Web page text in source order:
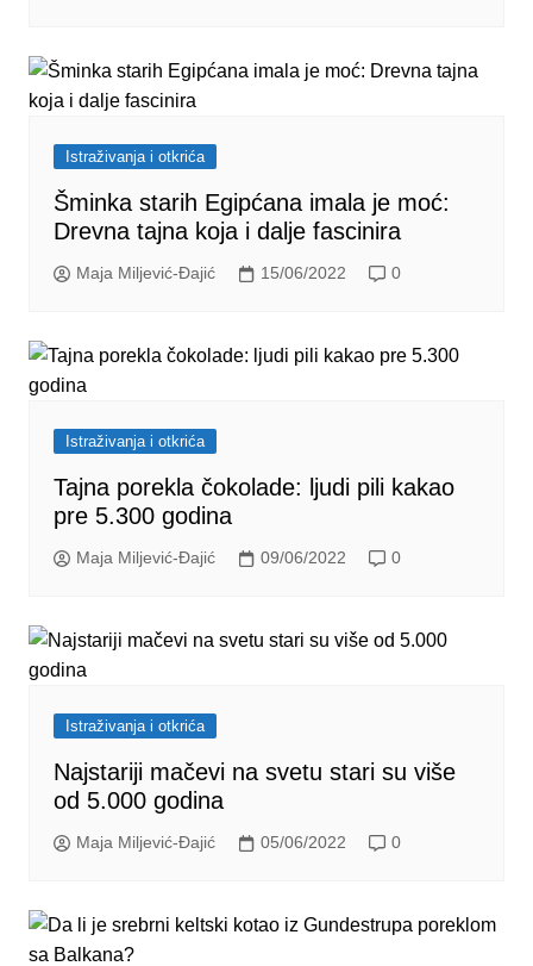
Istraživanja i otkrića
Šminka starih Egipćana imala je moć:
Drevna tajna koja i dalje fascinira
Maja Miljević-Đajić 15/06/2022 0
Istraživanja i otkrića
Tajna porekla čokolade: ljudi pili kakao
pre 5.300 godina
Maja Miljević-Đajić 09/06/2022 0
Istraživanja i otkrića
Najstariji mačevi na svetu stari su više
od 5.000 godina
Maja Miljević-Đajić 05/06/2022 0